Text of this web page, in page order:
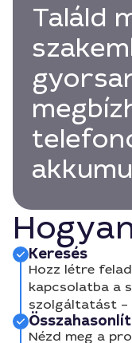
Találd
Keresés
Hozz létre
kapcsolatba a
szolgáltatást –
Nézd meg a